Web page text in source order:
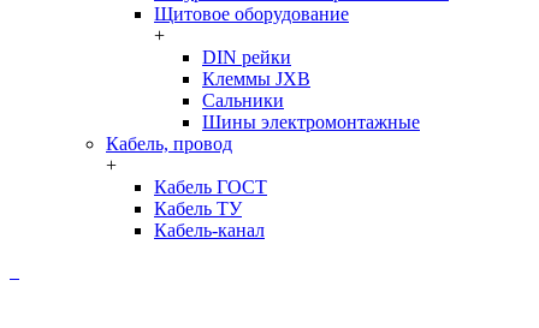
Щитовое оборудование
+
DIN рейки
Клеммы JXB
Сальники
Шины электромонтажные
Кабель, провод
+
Кабель ГОСТ
Кабель ТУ
Кабель-канал